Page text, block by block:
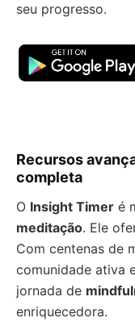
seu progresso.
Recursos
completa
O Insight Timer é
meditação. Ele
Com centenas de
comunidade ativa
jornada de
enriquecedora.